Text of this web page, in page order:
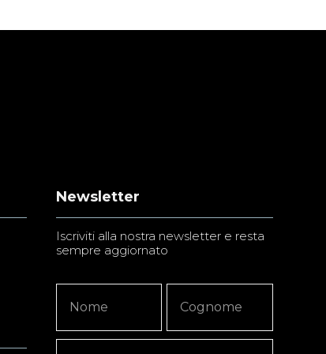
Newsletter
Iscriviti alla nostra newsletter e resta
sempre aggiornato
Signup
Copy